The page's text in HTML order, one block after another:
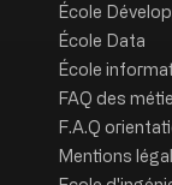
École
École Data
École
FAQ des
F.A.Q
Mentions